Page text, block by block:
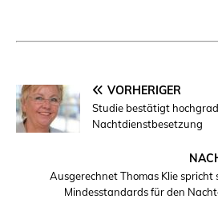
VORHERIGER
Studie bestätigt
Nachtdienstbesetzung
Ausgerechnet Thomas Klie spricht
Mindesstandards für den